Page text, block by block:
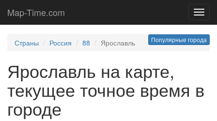
Map-Time.com
Популярные города
Страны Россия 88 Ярославль
Ярославль на карте,
текущее точное время в
городе